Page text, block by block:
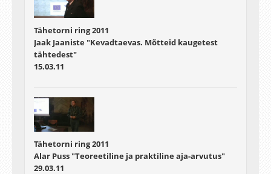
Tähetorni ring 2011
Jaak Jaaniste "Kevadtaevas. Mõtteid kaugetest
tähtedest"
15.03.11
Tähetorni ring 2011
Alar Puss "Teoreetiline ja praktiline aja-arvutus"
29.03.11